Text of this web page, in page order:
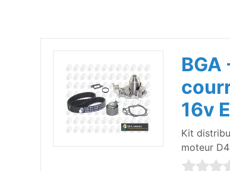
BGA
16v
Kit
moteur